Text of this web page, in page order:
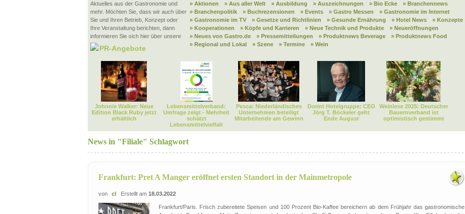
Aktuelles aus der Gastronomie und
mehr. Möchten Sie, dass wir auch über
Sie und Ihren Betrieb, Konzept oder
Ihre Veranstaltung berichten, dann
informieren Sie sich hier über unsere
PR-Angebote
» Aktionen » Aus aller Welt » Ausbildung » Auszeichnungen » Bio Ecke
» Branchennews
» Branchenpolitik
» Buchrezensionen » Events » Gastro Messen
» Gastronomie im Internet
» Gastronomie im TV
» Gesetze und Richtlinien » Gesunde Ernährung » Hotel News
» Konzepte
» Kooperationen
» Köpfe und Karrieren » Neue Technik und Produkte
» Neueröffnungen
» Neues von Gastro.de
» Pressemitteilungen » Produktnews Beverage
» Produktnews Food
» Regional und Lokal
» Szene » Termine » Wein
Johnnie Walker: Neue
Edition Black Ruby jetzt
erhältlich
Lebensmittelverband:
Umfrage zeigt - Mehrheit
schätzt
Lebensmittelvielfalt
Pesca: Niederländisches
Unternehmen beteiligt
Mitarbeitende am Gewinn
Dorint Hotelgruppe: CEO
Jörg T. Böckeler geht
Ende August
Weinlese 2025: Deutscher
Bauernverband ist
optimistisch gestimmt
News in "Filiale" Schlagwort
Frankfurt: Pret A Manger eröffnet ersten Standort in der Mainmetropole
von cl Erstellt am 18.03.2022
Frankfurt/Paris. Frisch zubereitete Speisen und 100 Prozent Bio-Kaffee bereichern ab dem Frühjahr das gastronomische